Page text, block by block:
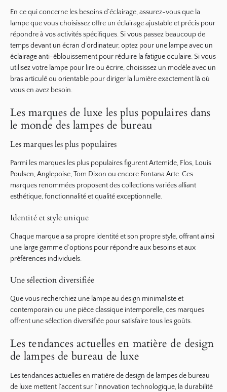
En ce qui concerne les besoins d’éclairage, assurez-vous que la
lampe que vous choisissez offre un éclairage ajustable et précis pour
répondre à vos activités spécifiques. Si vous passez beaucoup de
temps devant un écran d’ordinateur, optez pour une lampe avec un
éclairage anti-éblouissement pour réduire la fatigue oculaire. Si vous
utilisez votre lampe pour lire ou écrire, choisissez un modèle avec un
bras articulé ou orientable pour diriger la lumière exactement là où
vous en avez besoin.
Les marques de luxe les plus populaires dans
le monde des lampes de bureau
Les marques les plus populaires
Parmi les marques les plus populaires figurent Artemide, Flos, Louis
Poulsen, Anglepoise, Tom Dixon ou encore Fontana Arte. Ces
marques renommées proposent des collections variées alliant
esthétique, fonctionnalité et qualité exceptionnelle.
Identité et style unique
Chaque marque a sa propre identité et son propre style, offrant ainsi
une large gamme d’options pour répondre aux besoins et aux
préférences individuels.
Une sélection diversifiée
Que vous recherchiez une lampe au design minimaliste et
contemporain ou une pièce classique intemporelle, ces marques
offrent une sélection diversifiée pour satisfaire tous les goûts.
Les tendances actuelles en matière de design
de lampes de bureau de luxe
Les tendances actuelles en matière de design de lampes de bureau
de luxe mettent l’accent sur l’innovation technologique, la durabilité